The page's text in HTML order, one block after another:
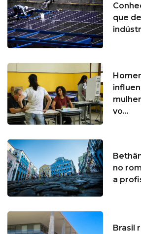
que
vo...
no
a
Brasil